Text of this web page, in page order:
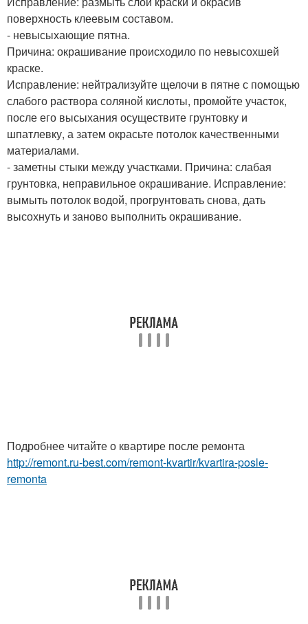
поверхность клеевым составом.
- невысыхающие пятна.
Причина: окрашивание происходило по невысохшей
краске.
Исправление: нейтрализуйте щелочи в пятне с помощью
слабого раствора соляной кислоты, промойте участок,
после его высыхания осуществите грунтовку и
шпатлевку, а затем окрасьте потолок качественными
материалами.
- заметны стыки между участками. Причина: слабая
грунтовка, неправильное окрашивание. Исправление:
вымыть потолок водой, прогрунтовать снова, дать
высохнуть и заново выполнить окрашивание.
Подробнее читайте о квартире после ремонта
http://remont.ru-best.com/remont-kvartir/kvartira-posle-
remonta